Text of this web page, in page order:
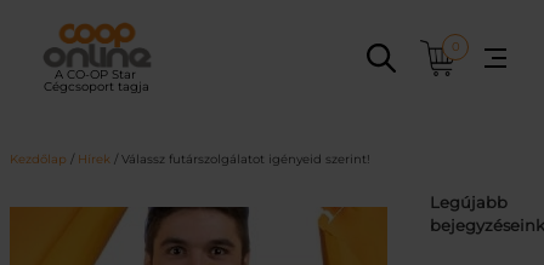
tartalomhoz
0
Kezdőlap / Hírek / Válassz futárszolgálatot igényeid szerint!
Legújabb
bejegyzéseink